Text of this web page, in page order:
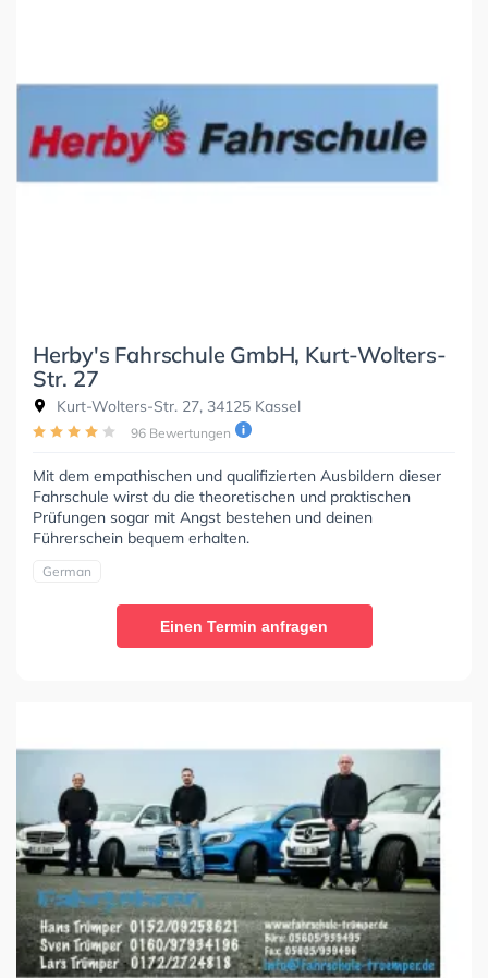
Herby's Fahrschule GmbH, Kurt-Wolters-
Str. 27
Kurt-Wolters-Str. 27, 34125 Kassel
96 Bewertungen
Mit dem empathischen und qualifizierten Ausbildern dieser
Fahrschule wirst du die theoretischen und praktischen
Prüfungen sogar mit Angst bestehen und deinen
Führerschein bequem erhalten.
German
Einen Termin anfragen